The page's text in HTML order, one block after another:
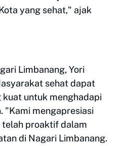
yang sehat," ajak
Limbanang, Yori
sehat dapat
untuk menghadapi
"Kami mengapresiasi
telah proaktif dalam
di Nagari Limbanang.